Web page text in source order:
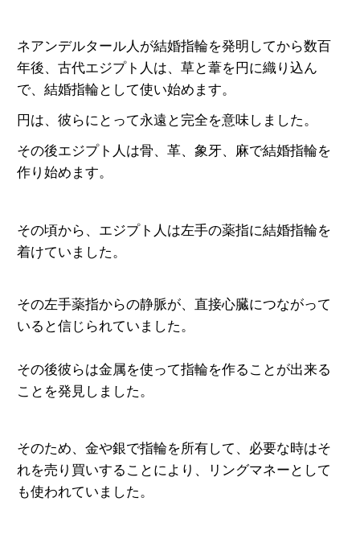
ネアンデルタール人が結婚指輪を発明してから数百
年後、古代エジプト人は、草と葦を円に織り込ん
で、結婚指輪として使い始めます。
円は、彼らにとって永遠と完全を意味しました。
その後エジプト人は骨、革、象牙、麻で結婚指輪を
作り始めます。
その頃から、 エジプト人は左手の薬指に結婚指輪を
着けていました。
その左手薬指からの静脈が、直接心臓につながって
いると信じられていました。
その後彼らは金属を使って指輪を作るこ とが出来る
ことを発見しました。
そのため、金や銀で指輪を所有して、必要な時はそ
れを売り買いすることにより、リングマネーとして
も使われていました。